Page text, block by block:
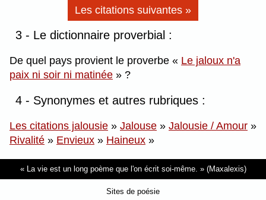
Les citations suivantes »
3 - Le dictionnaire proverbial :
De quel pays provient le proverbe
Le jaloux n'a
paix ni soir ni matinée
?
4 - Synonymes et autres rubriques :
Les citations jalousie » Jalouse » Jalousie / Amour »
Rivalité » Envieux » Haineux »
La vie est un long poème que l'on écrit soi-même. (Maxalexis)
Sites de poésie